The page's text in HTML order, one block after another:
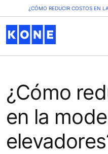
¿CÓMO REDUCIR COSTOS EN
¿Cómo
en la